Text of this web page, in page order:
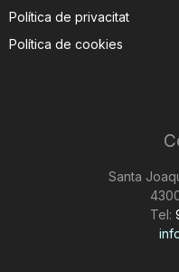
Política de privacitat
Política de cookies
Santa
Tel: